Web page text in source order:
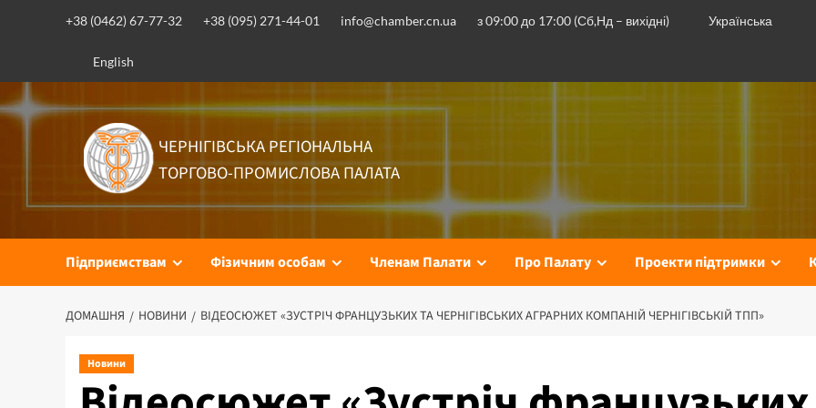
+38 (0462) 67-77-32 +38 (095) 271-44-01 info@chamber.cn.ua з 09:00 до 17:00 (Сб,Нд – вихідні) Українська
English
ЧЕРНІГІВСЬКА РЕГІОНАЛЬНА
ТОРГОВО-ПРОМИСЛОВА ПАЛАТА
Підприємствам Фізичним особам Членам Палати Про Палату Проекти підтримки
ДОМАШНЯ НОВИНИ ВІДЕОСЮЖЕТ «ЗУСТРІЧ ФРАНЦУЗЬКИХ ТА ЧЕРНІГІВСЬКИХ АГРАРНИХ КОМПАНІЙ ЧЕРНІГІВСЬКІЙ ТПП»
Новини